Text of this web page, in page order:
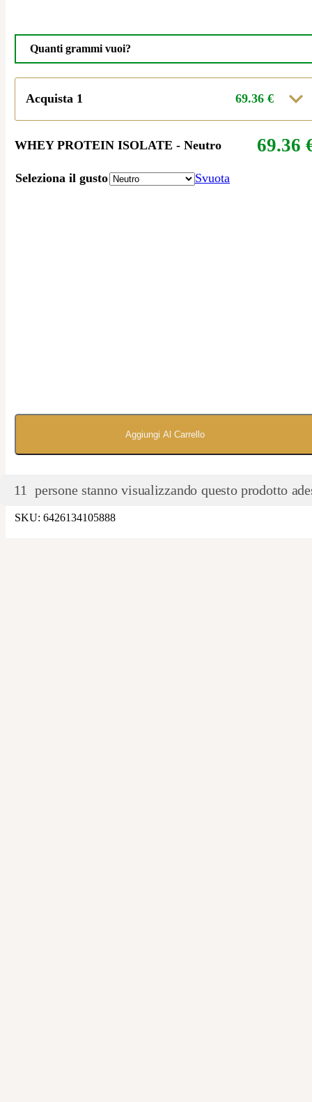
Quanti grammi vuoi?
Acquista 1 69.36 €
WHEY PROTEIN ISOLATE - Neutro 69.36
Seleziona il gusto Svuota
Aggiungi Al Carrello
11 persone stanno visualizzando questo prodotto
SKU: 6426134105888